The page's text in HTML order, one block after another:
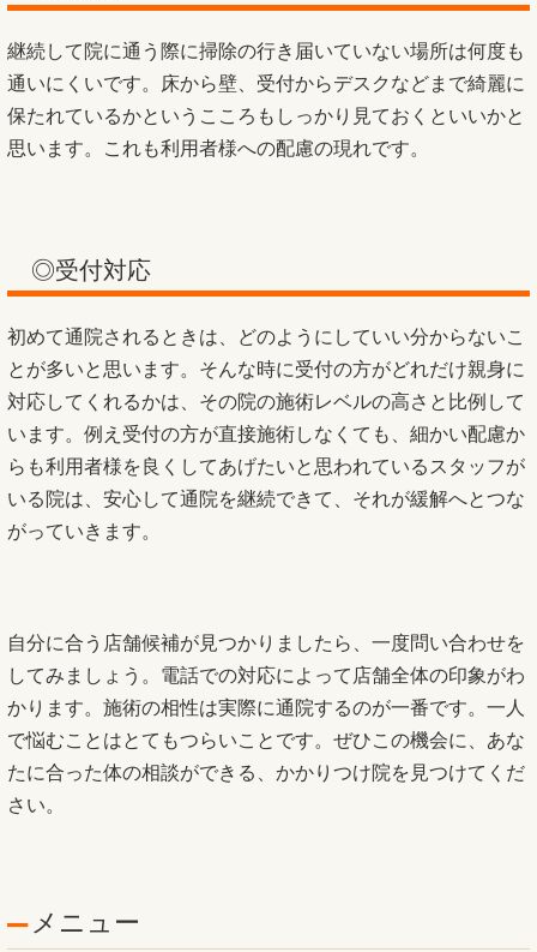
継続して院に通う際に掃除の行き届いていない場所は何度も
通いにくいです。床から壁、受付からデスクなどまで綺麗に
保たれているかというこころもしっかり見ておくといいかと
思います。これも利用者様への配慮の現れです。
◎受付対応
初めて通院されるときは、どのようにしていい分からないこ
とが多いと思います。そんな時に受付の方がどれだけ親身に
対応してくれるかは、その院の施術レベルの高さと比例して
います。例え受付の方が直接施術しなくても、細かい配慮か
らも利用者様を良くしてあげたいと思われているスタッフが
いる院は、安心して通院を継続できて、それが緩解へとつな
がっていきます。
自分に合う店舗候補が見つかりましたら、一度問い合わせを
してみましょう。電話での対応によって店舗全体の印象がわ
かります。施術の相性は実際に通院するのが一番です。一人
で悩むことはとてもつらいことです。ぜひこの機会に、あな
たに合った体の相談ができる、かかりつけ院を見つけてくだ
さい。
メニュー